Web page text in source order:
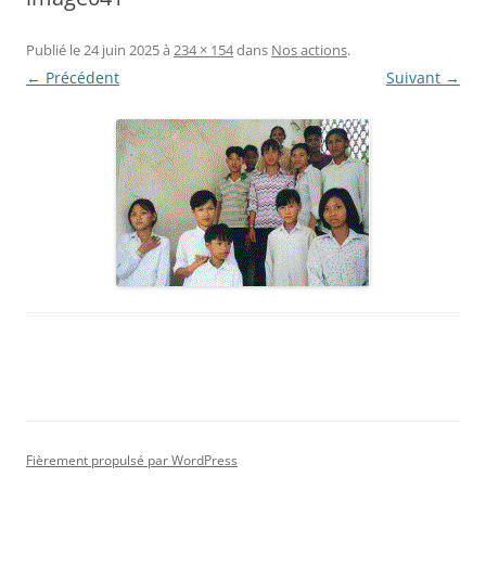
Publié le24 juin 2025à 234 × 154dans Nos actions.
← Précédent Suivant →
Fièrement propulsé par WordPress